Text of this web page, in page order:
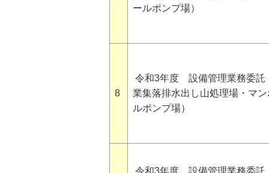
ールポンプ場）
8
令和3年度 設備管理業務委託
業集落排水出し山処理場・マ
ルポンプ場）
令和3年度 設備管理業務委託